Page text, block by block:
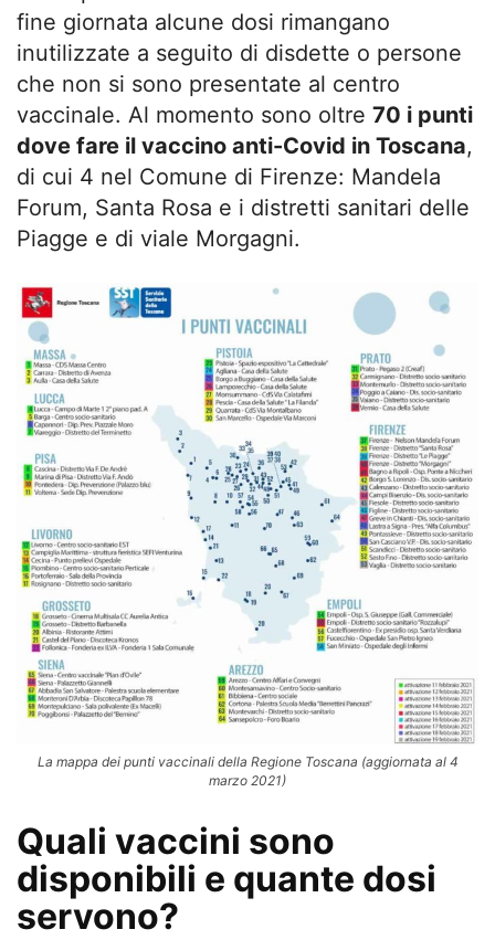
fine giornata alcune dosi rimangano
inutilizzate a seguito di disdette o persone
che non si sono presentate al centro
vaccinale. Al momento sono oltre 70 i punti
dove fare il vaccino anti-Covid in Toscana,
di cui 4 nel Comune di Firenze: Mandela
Forum, Santa Rosa e i distretti sanitari delle
Piagge e di viale Morgagni.
La mappa dei punti vaccinali della Regione Toscana (aggiornata al 4
marzo 2021)
Quali vaccini sono
disponibili e quante dosi
servono?